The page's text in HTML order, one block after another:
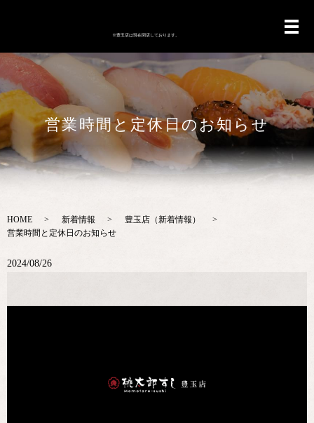
営業時間と定休日のお知らせ
HOME 新着情報
豊玉店（新着情報）
営業時間と定休日のお知らせ
2024/08/26